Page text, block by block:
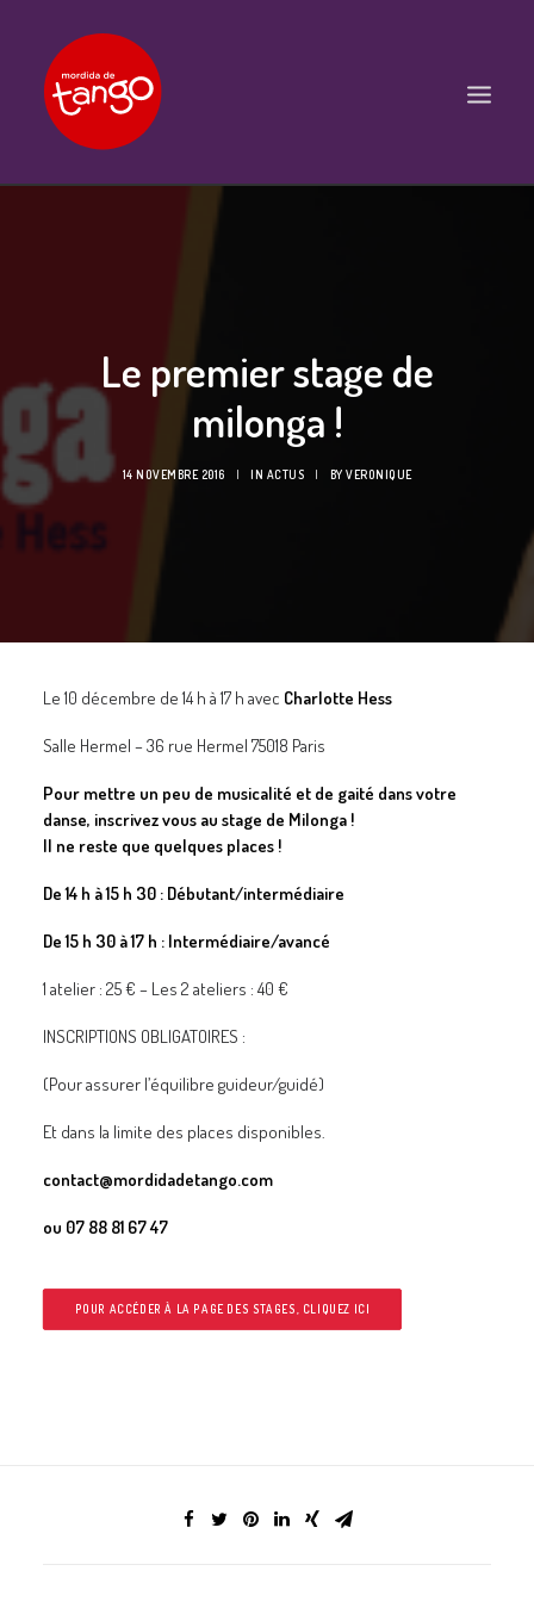
WORKSHOPS
PROPOSITIONS D’INTERVENTIONS
L’ASSOCIATION
SCÈNES
FACEBOOK
Le premier stage de
milonga !
14 NOVEMBRE 2016 | IN ACTUS | BY VERONIQUE
Le 10 décembre de 14 h à 17 h avec Charlotte Hess
Salle Hermel – 36 rue Hermel 75018 Paris
Pour mettre un peu de musicalité et de gaité dans votre
danse, inscrivez vous au stage de Milonga !
Il ne reste que quelques places !
De 14 h à 15 h 30 : Débutant/intermédiaire
De 15 h 30 à 17 h : Intermédiaire/avancé
1 atelier : 25 € – Les 2 ateliers : 40 €
INSCRIPTIONS OBLIGATOIRES :
(Pour assurer l’équilibre guideur/guidé)
Et dans la limite des places disponibles.
contact@mordidadetango.com
ou 07 88 81 67 47
POUR ACCÉDER À LA PAGE DES STAGES, CLIQUEZ ICI